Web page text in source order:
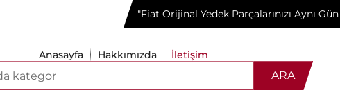
"Fiat Orijinal Yedek Parçalarınızı Aynı
Anasayfa Hakkımızda İletişim
ARA